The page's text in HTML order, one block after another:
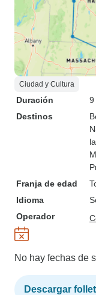
Ciudad y Cultura
Duración
9
Destinos
Franja de edad
Idioma
Operador
No hay fechas de
Descargar